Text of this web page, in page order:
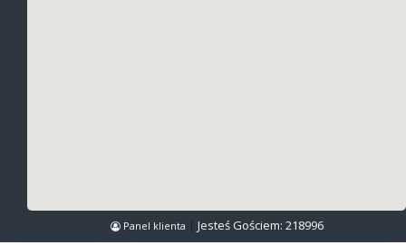
Panel klienta | Jesteś Gościem: 218996